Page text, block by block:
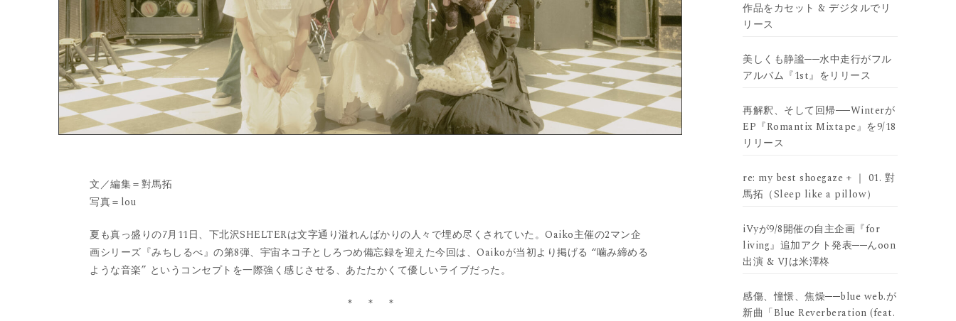
文／編集＝對馬拓
写真＝lou
夏も真っ盛りの7月11日、下北沢SHELTERは文字通り溢れんばかりの人々で埋め尽くされていた。Oaiko主催の2マン企
画シリーズ『みちしるべ』の第8弾、宇宙ネコ子としろつめ備忘録を迎えた今回は、Oaikoが当初より掲げる “噛み締める
ような音楽” というコンセプトを一際強く感じさせる、あたたかくて優しいライブだった。
＊ ＊ ＊
作品をカセット & デジタルでリ
リース
美しくも静謐──水中走行がフル
アルバム『1st』をリリース
再解釈、そして回帰──Winterが
EP『Romantix Mixtape』を9/18
リリース
re: my best shoegaze + ｜ 01. 對
馬拓（Sleep like a pillow）
iVyが9/8開催の自主企画『for
living』追加アクト発表──んoon
出演 & VJは米澤柊
感傷、憧憬、焦燥──blue web.が
新曲「Blue Reverberation (feat.